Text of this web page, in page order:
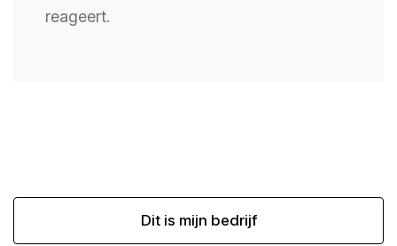
reageert.
Dit is mijn bedrijf